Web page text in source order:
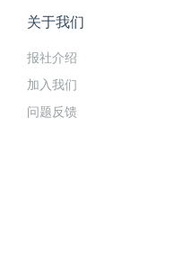
关于我们
报社介绍
加入我们
问题反馈